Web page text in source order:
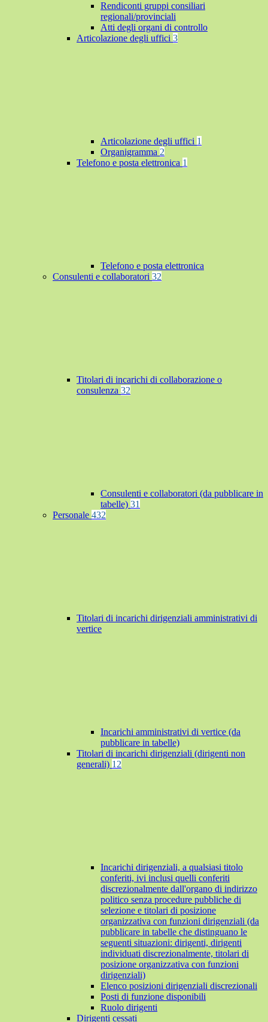
Rendiconti gruppi consiliari
regionali/provinciali
Atti degli organi di controllo
Articolazione degli uffici 3
Articolazione degli uffici 1
Organigramma 2
Telefono e posta elettronica 1
Telefono e posta elettronica
Consulenti e collaboratori 32
Titolari di incarichi di collaborazione o
consulenza 32
Consulenti e collaboratori (da pubblicare in
tabelle) 31
Personale 432
Titolari di incarichi dirigenziali amministrativi di
vertice
Incarichi amministrativi di vertice (da
pubblicare in tabelle)
Titolari di incarichi dirigenziali (dirigenti non
generali) 12
Incarichi dirigenziali, a qualsiasi titolo
conferiti, ivi inclusi quelli conferiti
discrezionalmente dall'organo di indirizzo
politico senza procedure pubbliche di
selezione e titolari di posizione
organizzativa con funzioni dirigenziali (da
pubblicare in tabelle che distinguano le
seguenti situazioni: dirigenti, dirigenti
individuati discrezionalmente, titolari di
posizione organizzativa con funzioni
dirigenziali)
Elenco posizioni dirigenziali discrezionali
Posti di funzione disponibili
Ruolo dirigenti
Dirigenti cessati